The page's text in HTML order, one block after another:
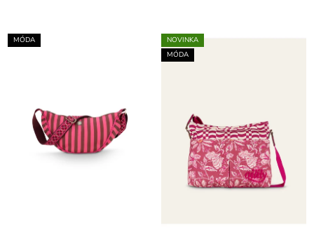
MÓDA
NOVINKA
MÓDA